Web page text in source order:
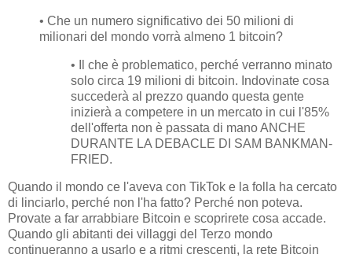
• Che un numero significativo dei 50 milioni di
milionari del mondo vorrà almeno 1 bitcoin?
• Il che è problematico, perché verranno minato
solo circa 19 milioni di bitcoin. Indovinate cosa
succederà al prezzo quando questa gente
inizierà a competere in un mercato in cui l'85%
dell'offerta non è passata di mano ANCHE
DURANTE LA DEBACLE DI SAM BANKMAN-
FRIED.
Quando il mondo ce l'aveva con TikTok e la folla ha cercato
di linciarlo, perché non l'ha fatto? Perché non poteva.
Provate a far arrabbiare Bitcoin e scoprirete cosa accade.
Quando gli abitanti dei villaggi del Terzo mondo
continueranno a usarlo e a ritmi crescenti, la rete Bitcoin